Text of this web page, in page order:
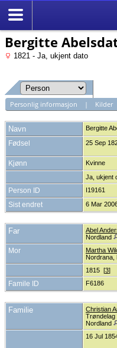
Bergitte
1821 - Ja, ukjent dato
Personlig informasjon | Kilder
Navn Bergitte
Fødsel 25 Sep
Kjønn
Kvinne
Ja, ukjent
Person ID I19161
Sist endret 6 Mar
Far Abel
Nordland
Mor Martha
Nordrana,
1815 [3]
Famile ID F6186
Familie Christian
Trøndelag
Nordland
16 Jul